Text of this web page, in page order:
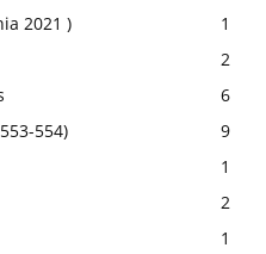
2021 )
1
2
6
554)
9
1
2
1